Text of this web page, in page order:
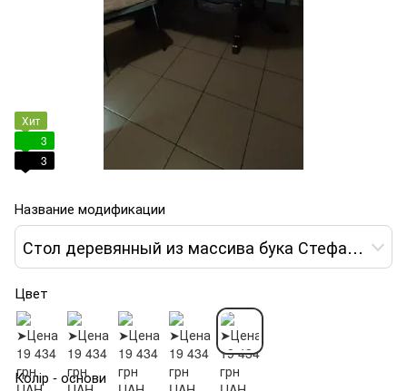
Хит
3
3
Название модификации
Стол деревянный из массива бука Стефан 200х100+40+40 цвет орех
Цвет
Колір - основи